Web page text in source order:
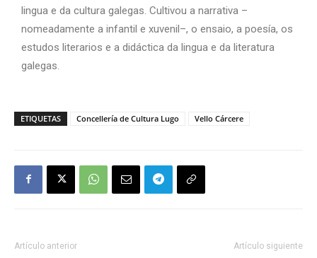
lingua e da cultura galegas. Cultivou a narrativa –
nomeadamente a infantil e xuvenil–, o ensaio, a poesía, os
estudos literarios e a didáctica da lingua e da literatura
galegas.
ETIQUETAS Concellería de Cultura Lugo Vello Cárcere
Artículo anterior Artículo siguiente